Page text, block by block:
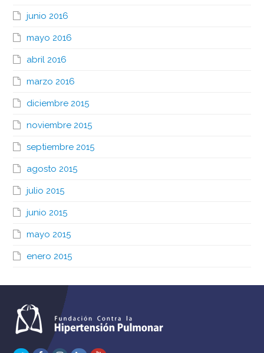
junio 2016
mayo 2016
abril 2016
marzo 2016
diciembre 2015
noviembre 2015
septiembre 2015
agosto 2015
julio 2015
junio 2015
mayo 2015
enero 2015